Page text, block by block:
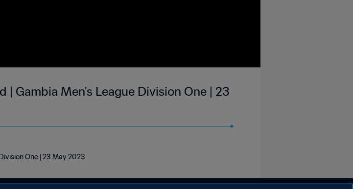
| Gambia Men's League Division One | 23
One | 23 May 2023